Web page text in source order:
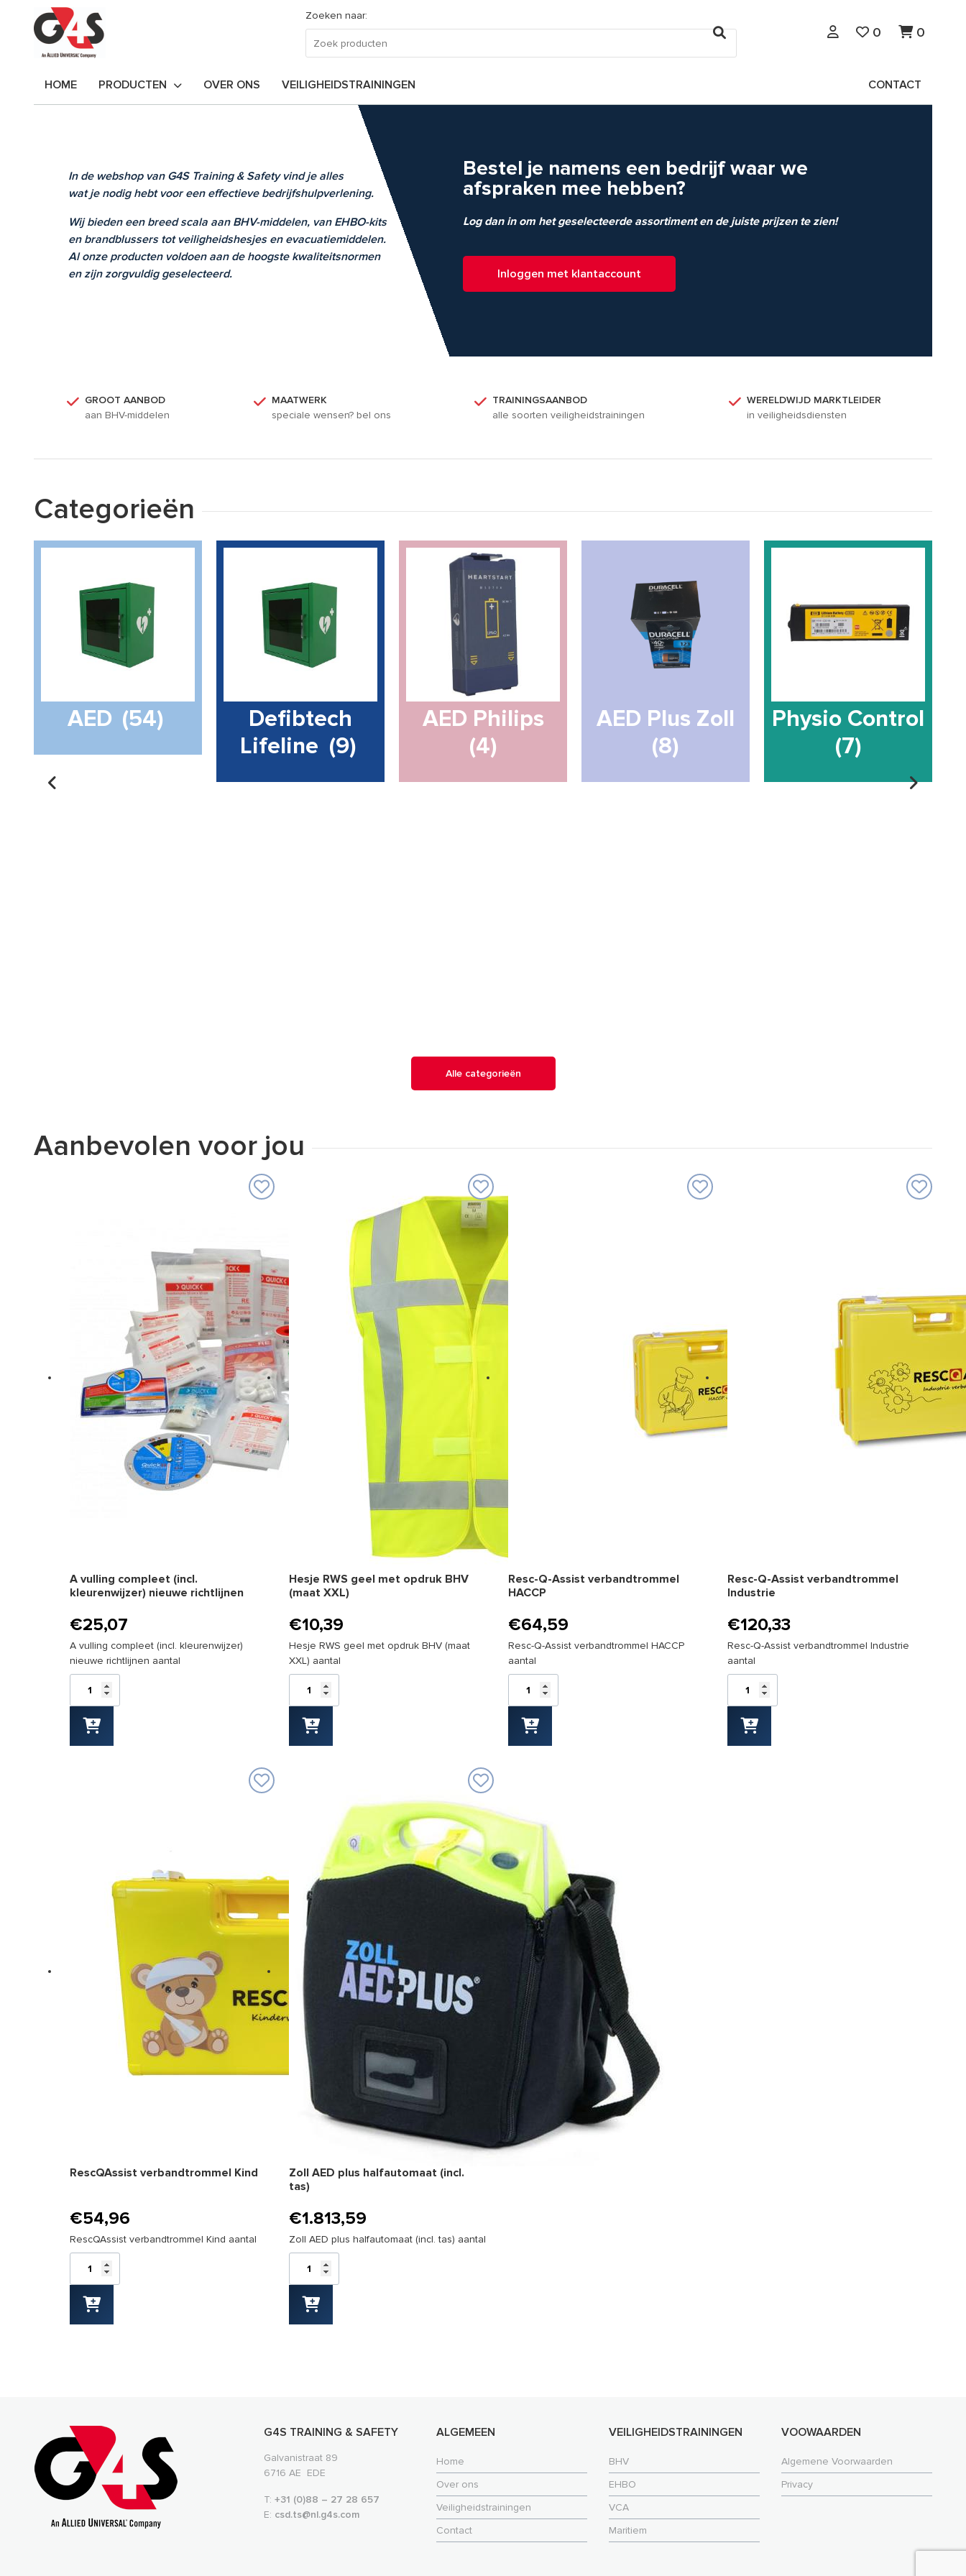
Zoeken naar:
0 0
HOME PRODUCTEN OVER ONS VEILIGHEIDSTRAININGEN CONTACT
In de webshop van G4S Training & Safety vind je alles
wat je nodig hebt voor een effectieve bedrijfshulpverlening.
Wij bieden een breed scala aan BHV-middelen, van EHBO-kits
en brandblussers tot veiligheidshesjes en evacuatiemiddelen.
Al onze producten voldoen aan de hoogste kwaliteitsnormen
en zijn zorgvuldig geselecteerd.
Bestel je namens een bedrijf waar we
afspraken mee hebben?
Log dan in om het geselecteerde assortiment en de juiste prijzen te zien!
Inloggen met klantaccount
GROOT AANBOD
aan BHV-middelen
MAATWERK
speciale wensen? bel ons
TRAININGSAANBOD
alle soorten veiligheidstrainingen
WERELDWIJD MARKTLEIDER
in veiligheidsdiensten
Categorieën
AED (54)
Defibtech
Lifeline (9)
AED Philips
(4)
AED Plus Zoll
(8)
Physio Control
(7)
Alle categorieën
Aanbevolen voor jou
A vulling compleet (incl.
kleurenwijzer) nieuwe richtlijnen
€25,07
A vulling compleet (incl. kleurenwijzer)
nieuwe richtlijnen aantal
Hesje RWS geel met opdruk BHV
(maat XXL)
€10,39
Hesje RWS geel met opdruk BHV (maat
XXL) aantal
Resc-Q-Assist verbandtrommel
HACCP
€64,59
Resc-Q-Assist verbandtrommel HACCP
aantal
Resc-Q-Assist verbandtrommel
Industrie
€120,33
Resc-Q-Assist verbandtrommel Industrie
aantal
RescQAssist verbandtrommel Kind
€54,96
RescQAssist verbandtrommel Kind aantal
Zoll AED plus halfautomaat (incl.
tas)
€1.813,59
Zoll AED plus halfautomaat (incl. tas) aantal
G4S TRAINING & SAFETY
Galvanistraat 89
6716 AE EDE
T: +31 (0)88 – 27 28 657
E: csd.ts@nl.g4s.com
ALGEMEEN
Home
Over ons
Veiligheidstrainingen
Contact
VEILIGHEIDSTRAININGEN
BHV
EHBO
VCA
Maritiem
VOOWAARDEN
Algemene Voorwaarden
Privacy